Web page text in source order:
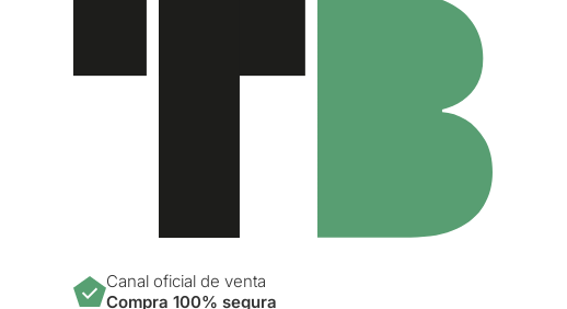
Canal oficial de venta
Compra 100% segura